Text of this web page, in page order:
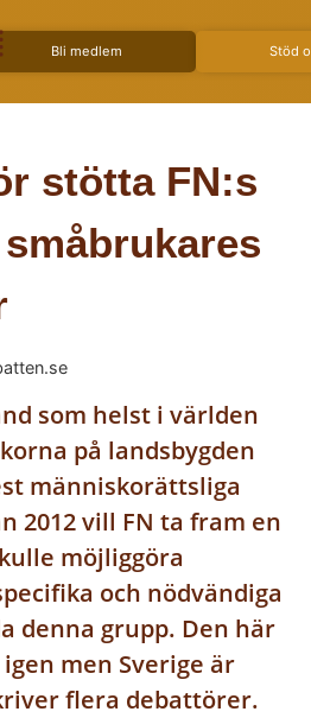
Bli medlem Stöd
stötta FN:s
som helst i världen
på landsbygden
människorättsliga
2012 vill FN ta fram en
möjliggöra
och nödvändiga
denna grupp. Den här
men Sverige är
flera debattörer.